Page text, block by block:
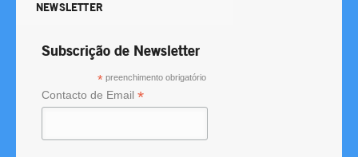
NEWSLETTER
Subscrição de Newsletter
* preenchimento obrigatório
Contacto de Email *